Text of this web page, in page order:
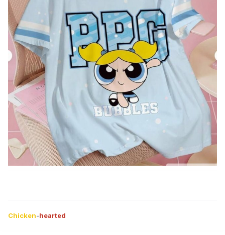
Chicken-hearted